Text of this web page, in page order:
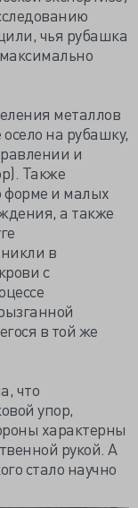
чья рубашка
металлов
на рубашку,
и
Также
форме и малых
а также
в
с
в той же
что
упор,
характерны
рукой. А
стало научно